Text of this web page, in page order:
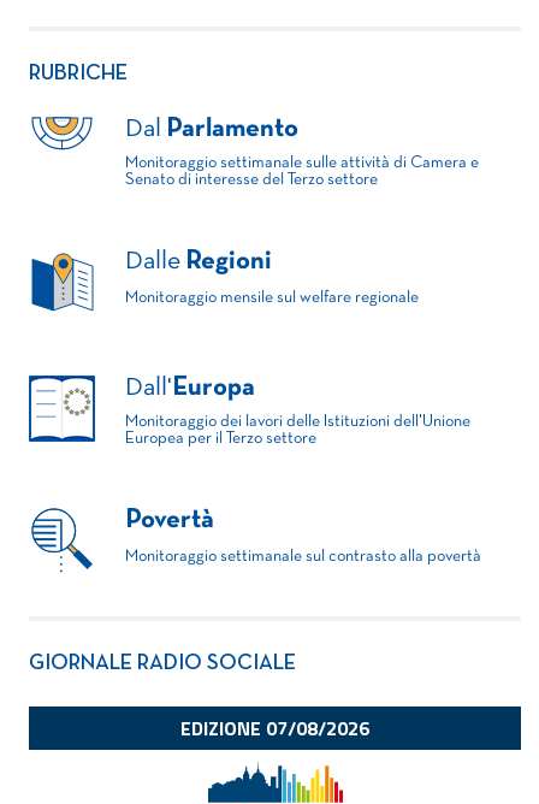
RUBRICHE
Dal Parlamento
Monitoraggio settimanale sulle attività di Camera e
Senato di interesse del Terzo settore
Dalle Regioni
Monitoraggio mensile sul welfare regionale
Dall' Europa
Monitoraggio dei lavori delle Istituzioni dell'Unione
Europea per il Terzo settore
Povertà
Monitoraggio settimanale sul contrasto alla povertà
GIORNALE RADIO SOCIALE